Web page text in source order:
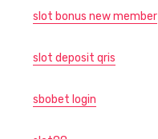
slot bonus new member
slot deposit qris
sbobet login